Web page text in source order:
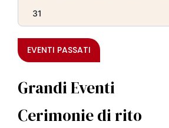
31
EVENTI PASSATI
Grandi Eventi
Cerimonie di rito